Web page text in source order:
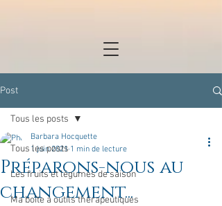
Post
Tous les posts
Les fruits et légumes de saison
Ma boîte à outils thérapeutiques
Tous les posts
Préparons-nous au
changement...
Barbara Hocquette
1 juin 2021 1 min de lecture